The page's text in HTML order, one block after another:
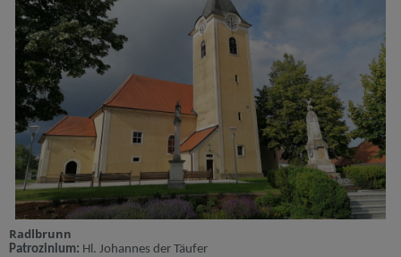
Radlbrunn
Patrozinium: Hl. Johannes der Täufer